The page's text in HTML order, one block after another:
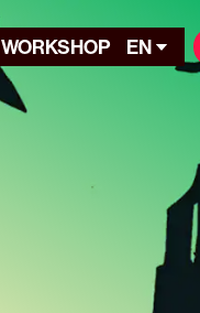
WORKSHOP EN